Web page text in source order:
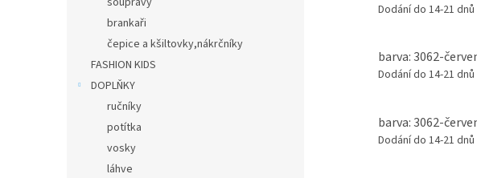
brankaři
čepice a kšiltovky,nákrčníky
FASHION KIDS
DOPLŇKY
ručníky
potítka
vosky
láhve
Dodání do 14-21 dnů
barva: 3062-
Dodání do 14-21 dnů
barva: 3062-
Dodání do 14-21 dnů